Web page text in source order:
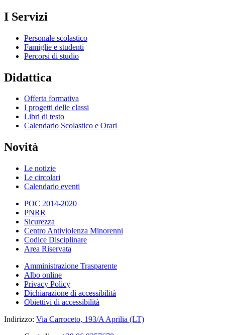
I Servizi
Personale scolastico
Famiglie e studenti
Percorsi di studio
Didattica
Offerta formativa
I progetti delle classi
Libri di testo
Calendario Scolastico e Orari
Novità
Le notizie
Le circolari
Calendario eventi
POC 2014-2020
PNRR
Sicurezza
Centro Antiviolenza Minorenni
Codice Disciplinare
Area Riservata
Amministrazione Trasparente
Albo online
Privacy Policy
Dichiarazione di accessibilità
Obiettivi di accessibilità
Indirizzo: Via Carroceto, 193/A Aprilia (LT)